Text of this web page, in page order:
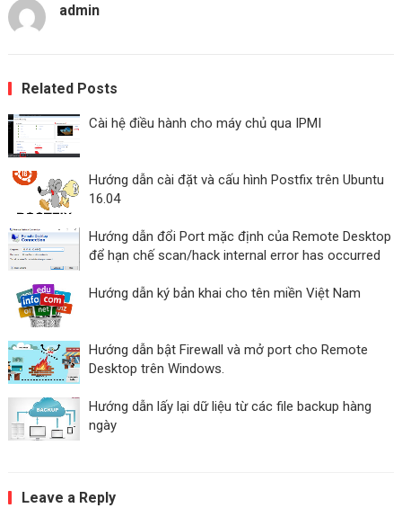
admin
Related Posts
Cài hệ điều hành cho máy chủ qua IPMI
Hướng dẫn cài đặt và cấu hình Postfix trên Ubuntu
16.04
Hướng dẫn đổi Port mặc định của Remote Desktop
để hạn chế scan/hack internal error has occurred
Hướng dẫn ký bản khai cho tên miền Việt Nam
Hướng dẫn bật Firewall và mở port cho Remote
Desktop trên Windows.
Hướng dẫn lấy lại dữ liệu từ các file backup hàng
ngày
Leave a Reply